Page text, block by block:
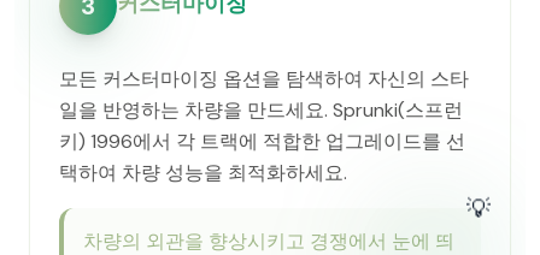
모든 커스터마이징 옵션을 탐색하여 자신의 스타
일을 반영하는 차량을 만드세요. Sprunki(스프런
키) 1996에서 각 트랙에 적합한 업그레이드를 선
택하여 차량 성능을 최적화하세요.
💡
차량의 외관을 향상시키고 경쟁에서 눈에 띄